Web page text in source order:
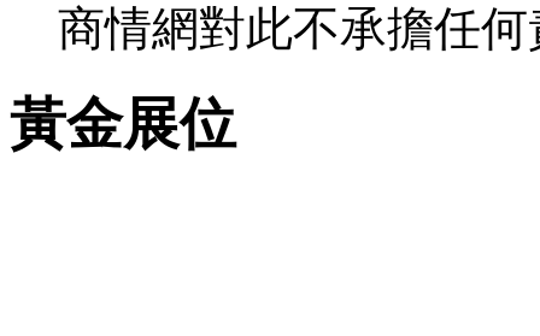
商情網對此不承擔任何
黃金展位